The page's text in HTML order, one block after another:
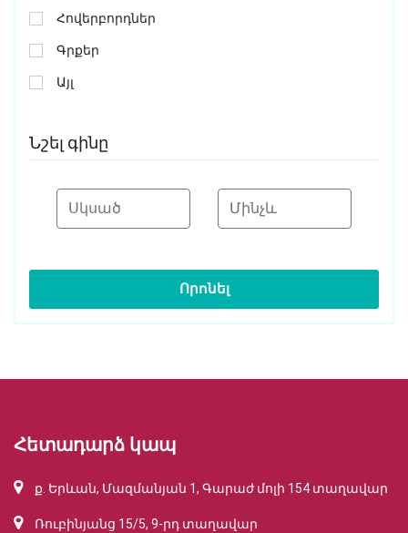
Հովերբորդներ
Գրքեր
Այլ
Նշել գինը
Որոնել
Հետադարձ կապ
ք. Երևան, Մազմանյան 1, Գարաժ մոլի 154 տաղավար
Ռուբինյանց 15/5, 9-րդ տաղավար